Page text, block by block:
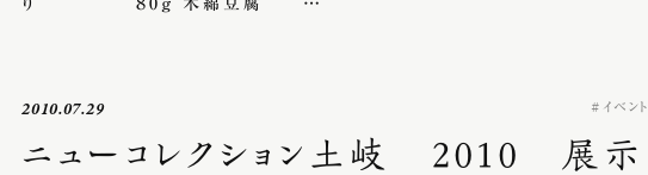
2010.07.29 イベント
ニューコレクション土岐 2010 展示